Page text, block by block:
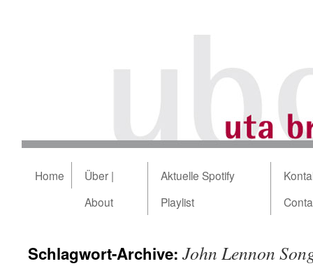
Home
Über |
About
Aktuelle Spotify
Playlist
Schlagwort-Archive: John Lennon